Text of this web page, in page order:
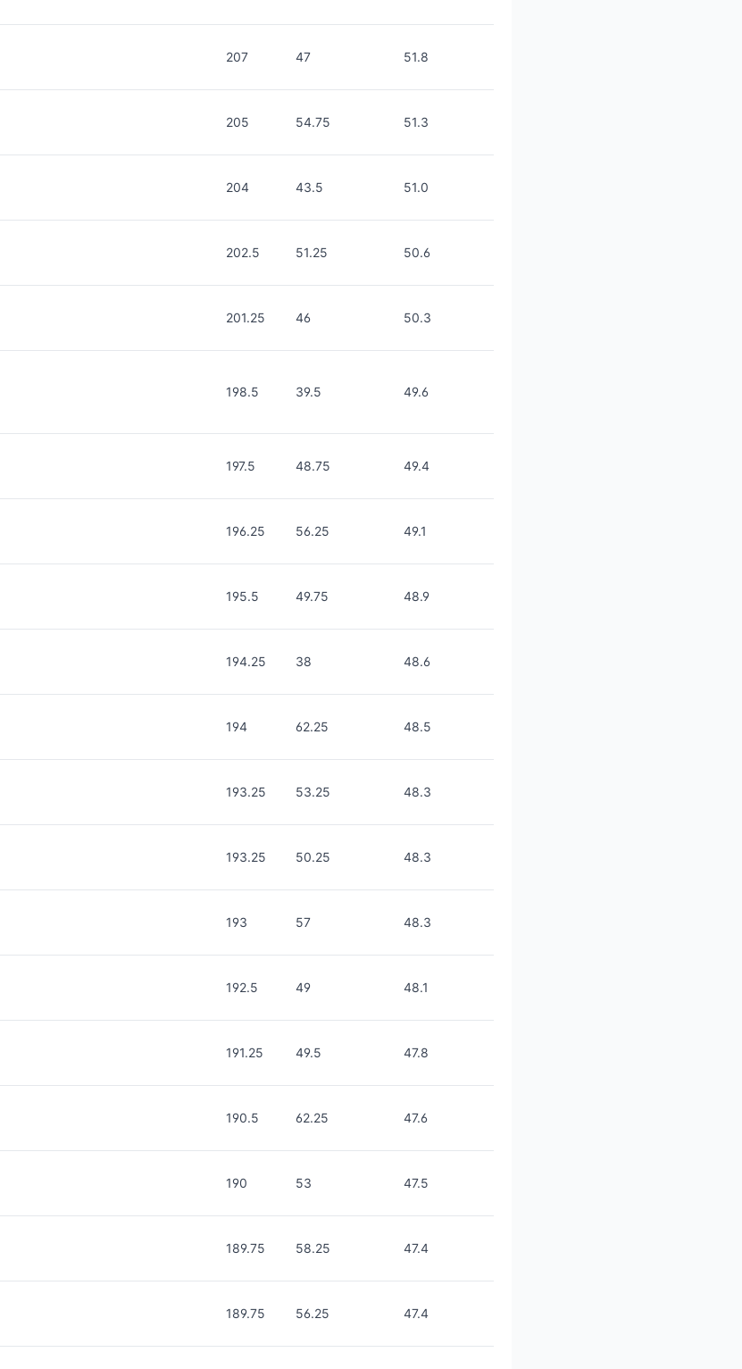
207 47 51.8
205 54.75 51.3
204 43.5 51.0
202.5 51.25 50.6
201.25 46 50.3
198.5 39.5 49.6
197.5 48.75 49.4
196.25 56.25 49.1
195.5 49.75 48.9
194.25 38 48.6
194 62.25 48.5
193.25 53.25 48.3
193.25 50.25 48.3
193 57 48.3
192.5 49 48.1
191.25 49.5 47.8
190.5 62.25 47.6
190 53 47.5
189.75 58.25 47.4
189.75 56.25 47.4